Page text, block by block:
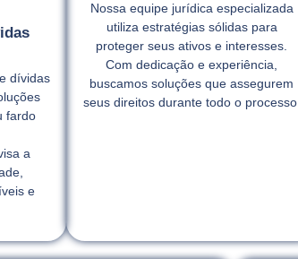
dívidas
fardo
a
e
Nossa equipe jurídica especializada
utiliza estratégias sólidas para
proteger seus ativos e interesses.
Com dedicação e experiência,
buscamos soluções que assegurem
seus direitos durante todo o processo.